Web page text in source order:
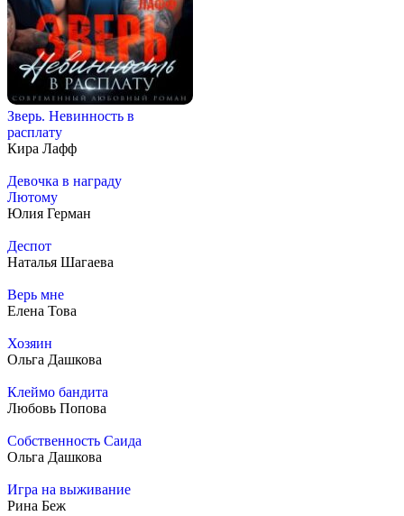
Зверь. Невинность в
расплату
Кира Лафф
Девочка в награду
Лютому
Юлия Герман
Деспот
Наталья Шагаева
Верь мне
Елена Това
Хозяин
Ольга Дашкова
Клеймо бандита
Любовь Попова
Собственность Саида
Ольга Дашкова
Игра на выживание
Рина Беж